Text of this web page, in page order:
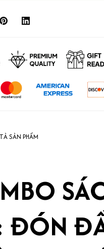
SẢN PHẨM
ĐÓN